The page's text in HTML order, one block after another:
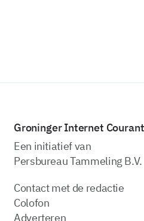
Groninger Internet Courant
Een initiatief van
Persbureau Tammeling B.V.
Contact met de redactie
Colofon
Adverteren